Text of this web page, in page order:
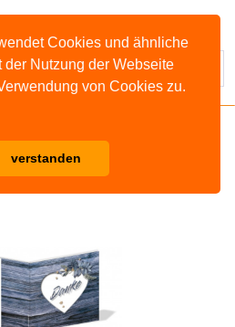
Cookies und ähnliche
der Nutzung der Webseite
von Cookies zu.
verstanden
- Rustikale